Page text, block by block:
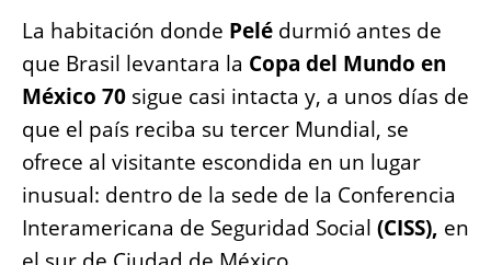
e
b
o
o
k
s
A
p
p
e
n
g
er
l y
Li
n
k
re
La habitación donde Pelé durmió antes de
que Brasil levantara la Copa del Mundo en
México 70 sigue casi intacta y, a unos días de
que el país reciba su tercer Mundial, se
ofrece al visitante escondida en un lugar
inusual: dentro de la sede de la Conferencia
Interamericana de Seguridad Social (CISS), en